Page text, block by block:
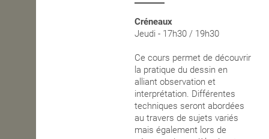
Créneaux
Jeudi - 17h30 / 19h30
Ce cours permet de découvrir
la pratique du dessin en
alliant observation et
interprétation. Différentes
techniques seront abordées
au travers de sujets variés
mais également lors de